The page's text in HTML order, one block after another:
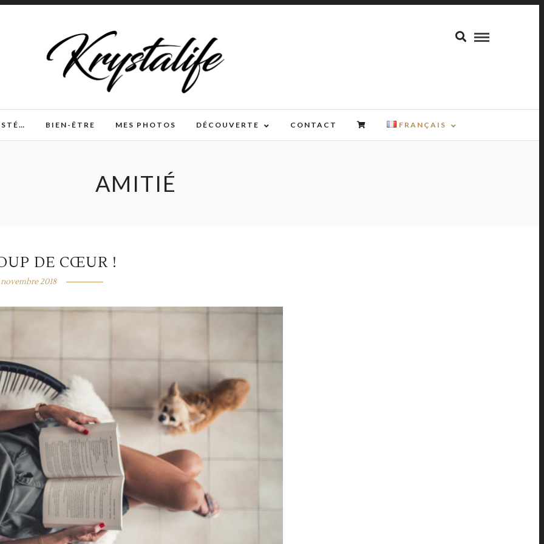
BIEN-ÊTRE MES PHOTOS DÉCOUVERTE CONTACT FRANÇAIS
AMITIÉ
DE CŒUR !
novembre 2018